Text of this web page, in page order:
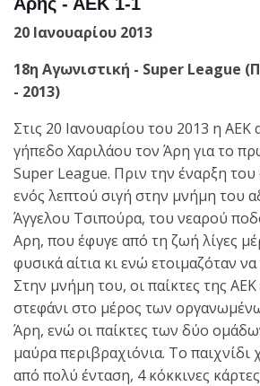
20 Ιανουαρίου 2013
18η Αγωνιστική - Super League
- 2013)
Στις 20 Ιανουαρίου του 2013 η ΑΕΚ
γήπεδο Χαριλάου τον Άρη για το
Super League. Πριν την έναρξη
ενός λεπτού σιγή στην μνήμη του
Άγγελου Τσιπούρα, του νεαρού
Αρη, που έφυγε από τη ζωή λίγες
φυσικά αίτια κι ενώ ετοιμαζόταν
Στην μνήμη του, οι παίκτες της ΑΕΚ
στεφάνι στο μέρος των
Άρη, ενώ οι παίκτες των δύο
μαύρα περιβραχιόνια. Το παιχνίδι
από πολύ ένταση, 4 κόκκινες